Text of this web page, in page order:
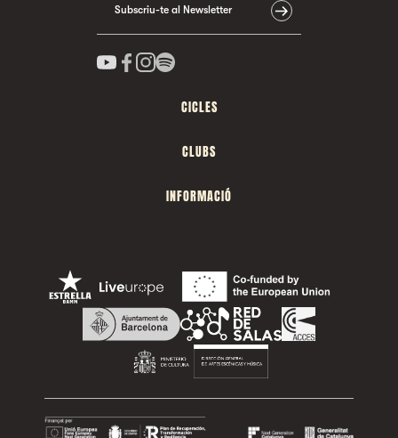
Subscriu-te al Newsletter
CICLES
CLUBS
INFORMACIÓ